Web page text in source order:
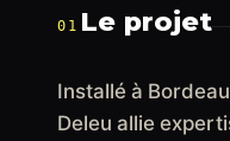
01 Le projet
Installé à
Deleu allie